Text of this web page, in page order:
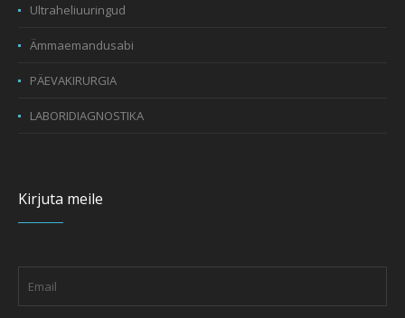
Ultraheliuuringud
Ämmaemandusabi
PÄEVAKIRURGIA
LABORIDIAGNOSTIKA
Kirjuta meile